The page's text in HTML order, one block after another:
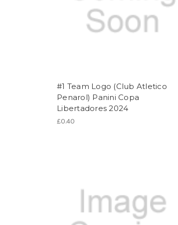
#1 Team Logo (Club Atletico
Penarol) Panini Copa
Libertadores 2024
£0.40